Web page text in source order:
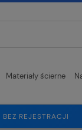
Materiały ścierne
BEZ REJESTRACJI